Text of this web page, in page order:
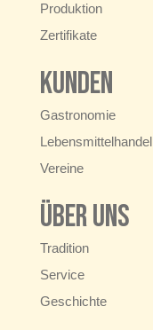
Produktion
Zertifikate
Kunden
Gastronomie
Lebensmittelhandel
Vereine
Über uns
Tradition
Service
Geschichte